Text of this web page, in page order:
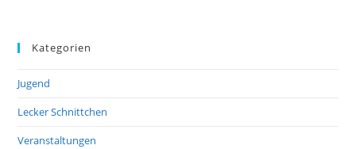
Kategorien
Jugend
Lecker Schnittchen
Veranstaltungen